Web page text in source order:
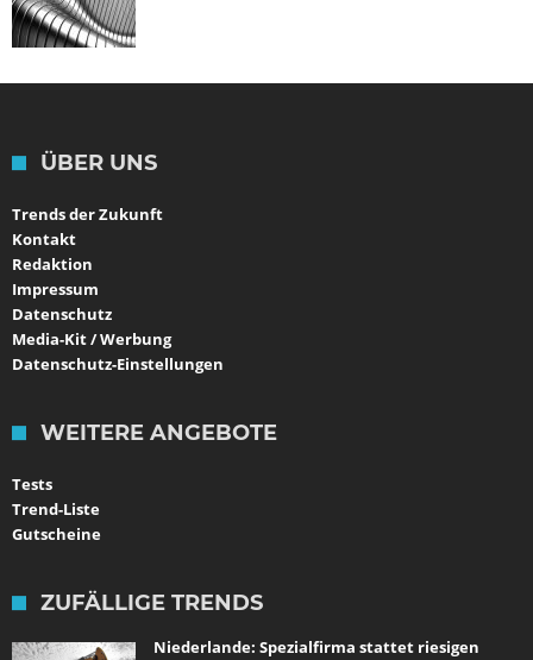
ÜBER UNS
Trends der Zukunft
Kontakt
Redaktion
Impressum
Datenschutz
Media-Kit / Werbung
Datenschutz-Einstellungen
WEITERE ANGEBOTE
Tests
Trend-Liste
Gutscheine
ZUFÄLLIGE TRENDS
Niederlande: Spezialfirma stattet riesigen